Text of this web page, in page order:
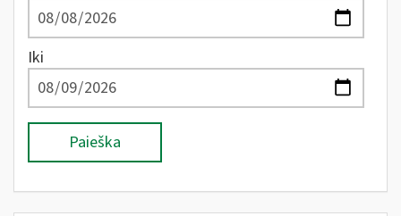
Iki
Paieška